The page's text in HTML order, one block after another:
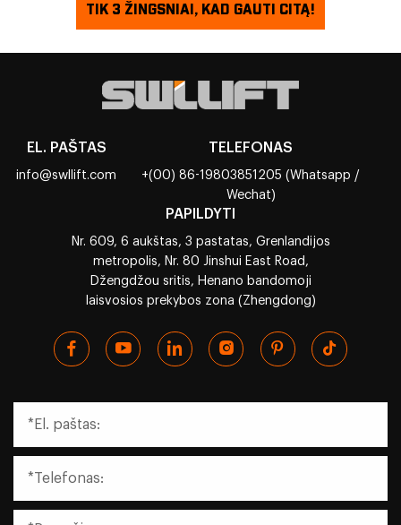
TIK 3 ŽINGSNIAI, KAD GAUTI CITĄ!
EL. PAŠTAS
info@swllift.com
TELEFONAS
+(00) 86-19803851205 (Whatsapp /
Wechat)
PAPILDYTI
Nr. 609, 6 aukštas, 3 pastatas, Grenlandijos
metropolis, Nr. 80 Jinshui East Road,
Džengdžou sritis, Henano bandomoji
laisvosios prekybos zona (Zhengdong)